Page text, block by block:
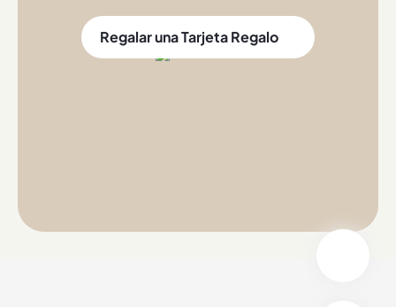
Regalar una Tarjeta Regalo